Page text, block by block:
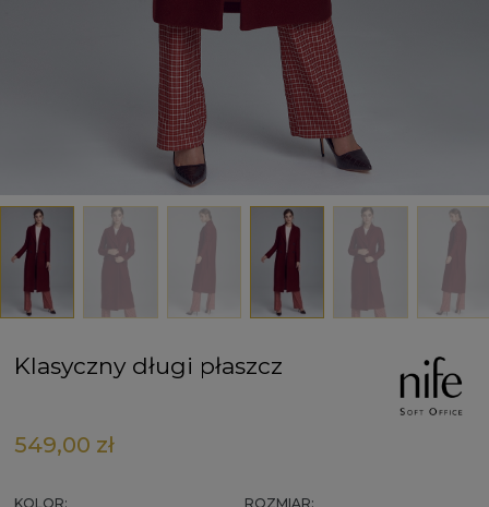
Klasyczny długi płaszcz
549,00 zł
KOLOR: ROZMIAR: